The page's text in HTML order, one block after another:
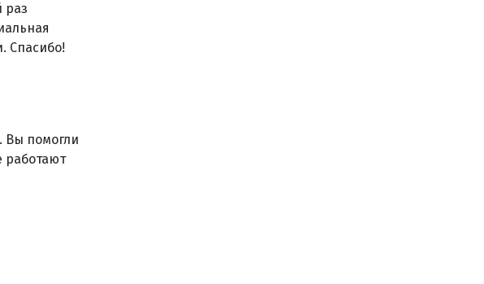
раз
Спасибо!
Вы помогли
работают